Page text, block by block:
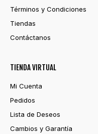
Términos y Condiciones
Tiendas
Contáctanos
TIENDA VIRTUAL
Mi Cuenta
Pedidos
Lista de Deseos
Cambios y Garantía